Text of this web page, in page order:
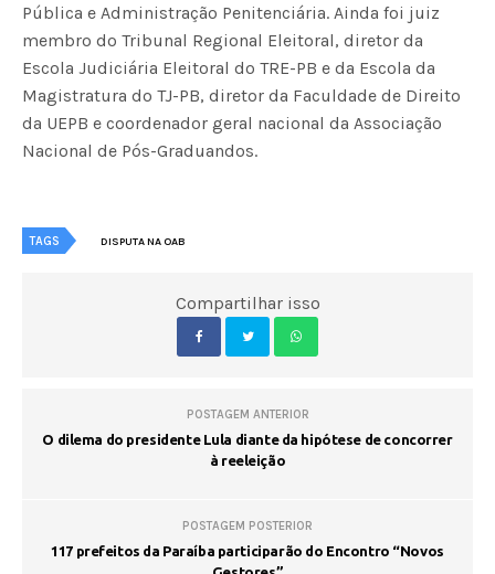
Pública e Administração Penitenciária. Ainda foi juiz
membro do Tribunal Regional Eleitoral, diretor da
Escola Judiciária Eleitoral do TRE-PB e da Escola da
Magistratura do TJ-PB, diretor da Faculdade de Direito
da UEPB e coordenador geral nacional da Associação
Nacional de Pós-Graduandos.
TAGS DISPUTA NA OAB
Compartilhar isso
POSTAGEM ANTERIOR
O dilema do presidente Lula diante da hipótese de concorrer
à reeleição
POSTAGEM POSTERIOR
117 prefeitos da Paraíba participarão do Encontro “Novos